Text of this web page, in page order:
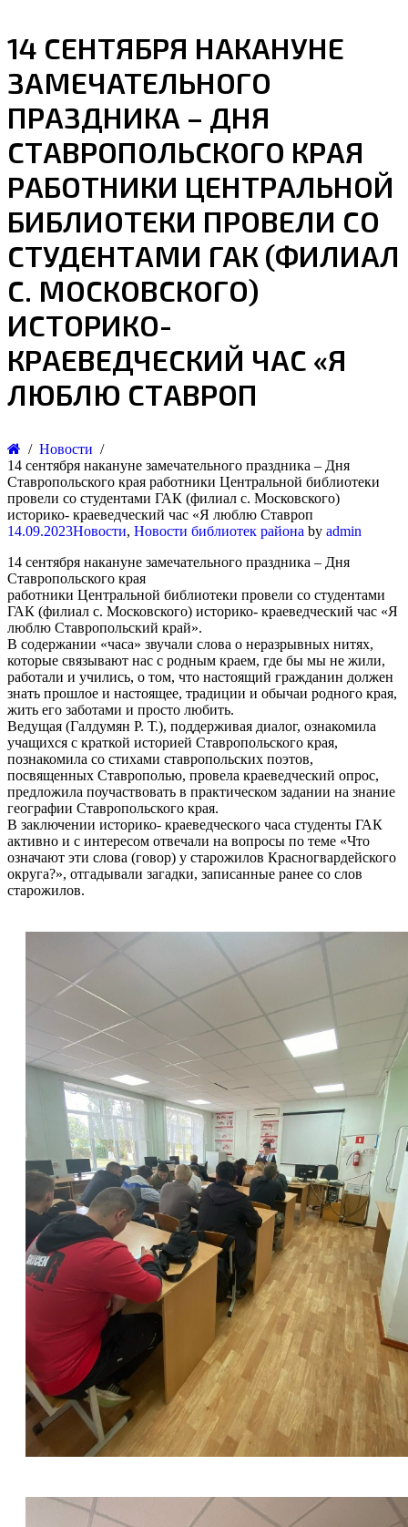
14 СЕНТЯБРЯ НАКАНУНЕ
ЗАМЕЧАТЕЛЬНОГО
ПРАЗДНИКА – ДНЯ
СТАВРОПОЛЬСКОГО КРАЯ
РАБОТНИКИ ЦЕНТРАЛЬНОЙ
БИБЛИОТЕКИ ПРОВЕЛИ СО
СТУДЕНТАМИ ГАК (ФИЛИАЛ
С. МОСКОВСКОГО)
ИСТОРИКО-
КРАЕВЕДЧЕСКИЙ ЧАС «Я
ЛЮБЛЮ СТАВРОП
Новости
14 сентября накануне замечательного праздника – Дня
Ставропольского края работники Центральной библиотеки
провели со студентами ГАК (филиал с. Московского)
историко- краеведческий час «Я люблю Ставроп
14.09.2023Новости, Новости библиотек района by admin
14 сентября накануне замечательного праздника – Дня
Ставропольского края
работники Центральной библиотеки провели со студентами
ГАК (филиал с. Московского) историко- краеведческий час «Я
люблю Ставропольский край».
В содержании «часа» звучали слова о неразрывных нитях,
которые связывают нас с родным краем, где бы мы не жили,
работали и учились, о том, что настоящий гражданин должен
знать прошлое и настоящее, традиции и обычаи родного края,
жить его заботами и просто любить.
Ведущая (Галдумян Р. Т.), поддерживая диалог, ознакомила
учащихся с краткой историей Ставропольского края,
познакомила со стихами ставропольских поэтов,
посвященных Ставрополью, провела краеведческий опрос,
предложила поучаствовать в практическом задании на знание
географии Ставропольского края.
В заключении историко- краеведческого часа студенты ГАК
активно и с интересом отвечали на вопросы по теме «Что
означают эти слова (говор) у старожилов Красногвардейского
округа?», отгадывали загадки, записанные ранее со слов
старожилов.